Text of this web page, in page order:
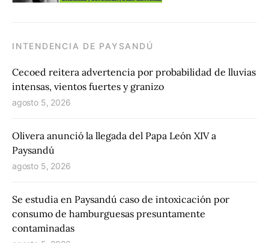
INTENDENCIA DE PAYSANDÚ
Cecoed reitera advertencia por probabilidad de lluvias
intensas, vientos fuertes y granizo
agosto 5, 2026
Olivera anunció la llegada del Papa León XIV a
Paysandú
agosto 5, 2026
Se estudia en Paysandú caso de intoxicación por
consumo de hamburguesas presuntamente
contaminadas